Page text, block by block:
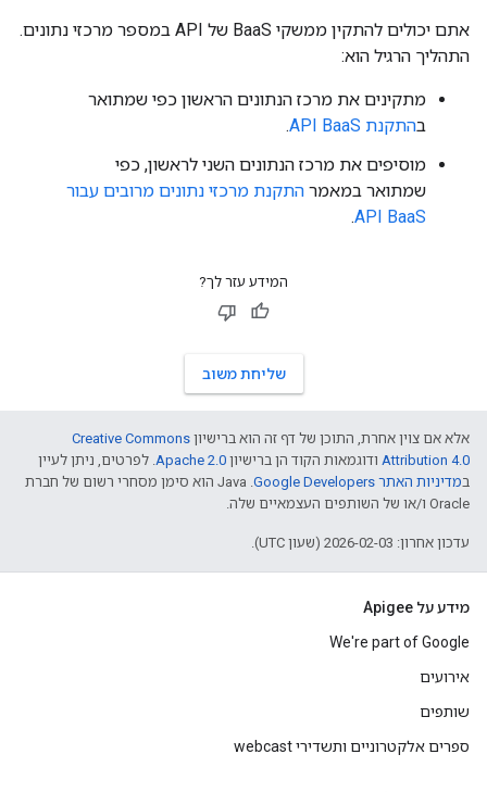
אתם יכולים להתקין ממשקי BaaS של API במספר מרכזי נתונים.
התהליך הרגיל הוא:
מתקינים את מרכז הנתונים הראשון כפי שמתואר
בהתקנת API BaaS
.
מוסיפים את מרכז הנתונים השני לראשון, כפי
שמתואר במאמר התקנת מרכזי נתונים מרובים עבור
API BaaS
.
המידע עזר לך?
שליחת משוב
אלא אם צוין אחרת, התוכן של דף זה הוא ברישיון Creative Commons
Attribution 4.0 ודוגמאות הקוד הן ברישיון Apache 2.0. לפרטים, ניתן לעיין
במדיניות האתר Google Developers‏
.‏ Java הוא סימן מסחרי רשום של חברת
Oracle ו/או של השותפים העצמאיים שלה.
עדכון אחרון: 2026-02-03 (שעון UTC).
מידע על Apigee
We're part of Google
אירועים
שותפים
ספרים אלקטרוניים ותשדירי webcast